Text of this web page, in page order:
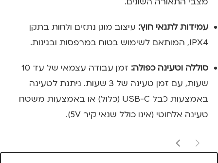
עמידות לתנאי חוץ: עיצוב מוגן נתזים ולחות בתקן
IPX4, המותאם לשימוש בטוח במרפסות ובגינות.
סוללה וטעינה כפולה:
זמן עבודה עצמאי של עד 10
שעות, עם זמן טעינה של 3 שעות. ניתנת לטעינה
באמצעות כבל USB-C (כלול) או באמצעות משטח
טעינה אלחוטי (אינו כולל שנאי קיר 5V).